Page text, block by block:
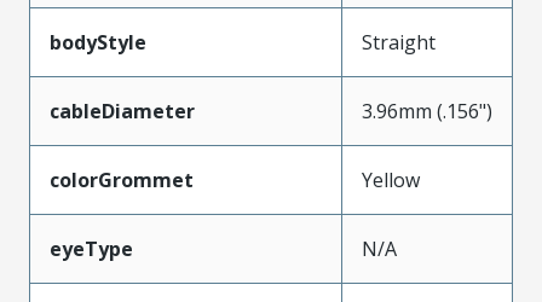
bodyStyle Straight
cableDiameter 3.96mm (.156")
colorGrommet Yellow
eyeType N/A